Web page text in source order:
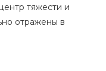
тяжести и
отражены в